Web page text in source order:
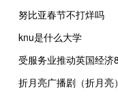
努比亚春节不打烊吗
knu是什么大学
折月亮广播剧（折月亮）